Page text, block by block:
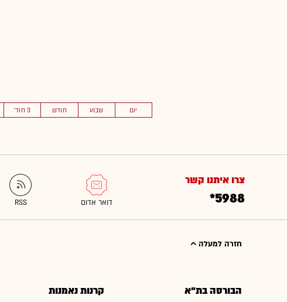
יום שבוע חודש 3 חוד'
צרו איתנו קשר
*5988
חזרה למעלה
הבורסה בת"א קרנות נאמנות